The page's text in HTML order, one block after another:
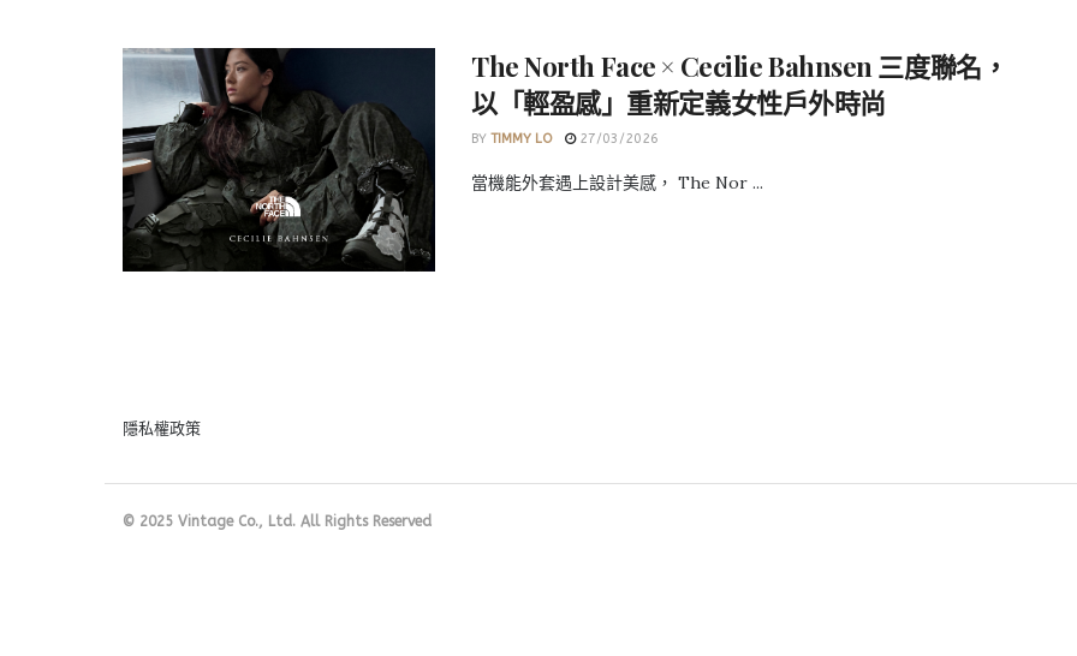
The North Face × Cecilie Bahnsen 三度聯名，
以「輕盈感」重新定義女性戶外時尚
BY TIMMY LO 27/03/2026
當機能外套遇上設計美感， The Nor ...
隱私權政策
© 2025 Vintage Co., Ltd. All Rights Reserved